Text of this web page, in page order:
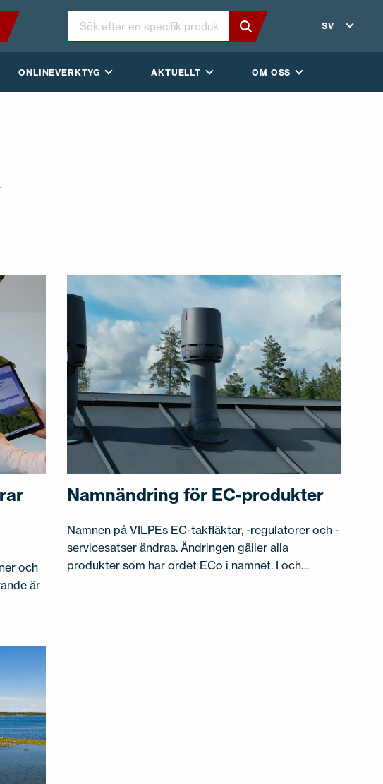
SV
ONLINEVERKTYG AKTUELLT OM OSS
och
är
Namnändring för EC-produkter
Namnen på VILPEs EC-takfläktar, -regulatorer och -
servicesatser ändras. Ändringen gäller alla
produkter som har ordet ECo i namnet. I och…